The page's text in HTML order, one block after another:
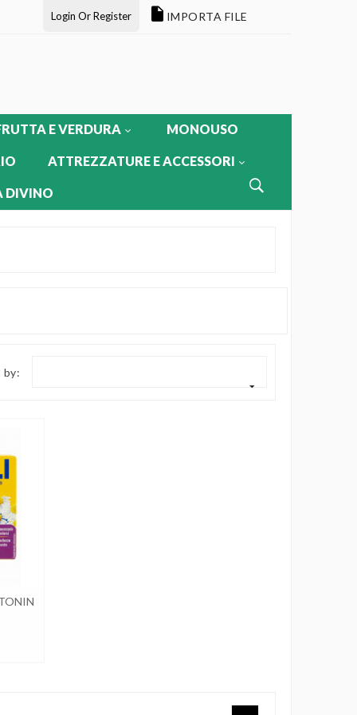
Login Or Register IMPORTA FILE
E VERDURA MONOUSO
ATTREZZATURE E ACCESSORI
DIVINO
by: